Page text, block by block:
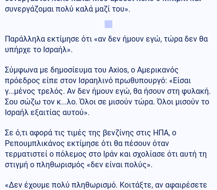
συνεργάζομαι πολύ καλά μαζί του».
Παράλληλα εκτίμησε ότι «αν δεν ήμουν εγώ, τώρα δεν θα
υπήρχε το Ισραήλ».
Σύμφωνα με δημοσίευμα του Axios, ο Αμερικανός
πρόεδρος είπε στον Ισραηλινό πρωθυπουργό: «Είσαι
γ...μένος τρελός. Αν δεν ήμουν εγώ, θα ήσουν στη φυλακή.
Σου σώζω τον κ...λο. Όλοι σε μισούν τώρα. Όλοι μισούν το
Ισραήλ εξαιτίας αυτού».
Σε ό,τι αφορά τις τιμές της βενζίνης στις ΗΠΑ, ο
Ρεπουμπλικάνος εκτίμησε ότι θα πέσουν όταν
τερματιστεί ο πόλεμος στο Ιράν και σχολίασε ότι αυτή τη
στιγμή ο πληθωρισμός «δεν είναι πολύς».
«Δεν έχουμε πολύ πληθωρισμό. Κοιτάξτε, αν αφαιρέσετε